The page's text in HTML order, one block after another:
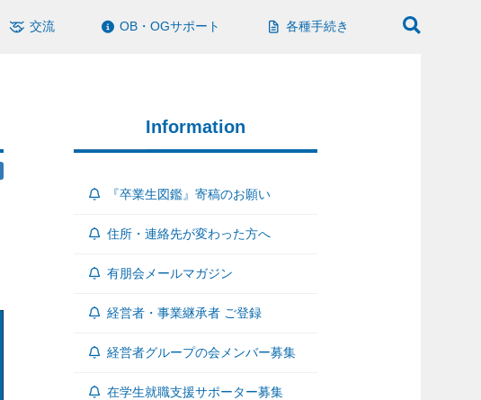
交流 OB・OGサポート 各種手続き
Information
『卒業生図鑑』寄稿のお願い
住所・連絡先が変わった方へ
有朋会メールマガジン
経営者・事業継承者 ご登録
経営者グループの会メンバー募集
在学生就職支援サポーター募集